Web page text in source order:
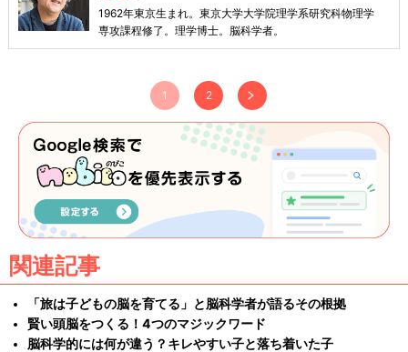
1962年東京生まれ。東京大学大学院理学系研究科物理学
専攻課程修了。理学博士。脳科学者。
1 2
関連記事
「旅は子どもの脳を育てる」と脳科学者が語るその根拠
賢い頭脳をつくる！4つのマジックワード
脳科学的には何が違う？キレやすい子と落ち着いた子